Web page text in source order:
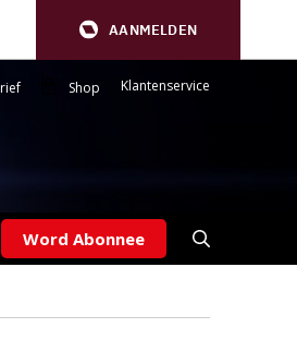
AANMELDEN
Shop Klantenservice
Word Abonnee